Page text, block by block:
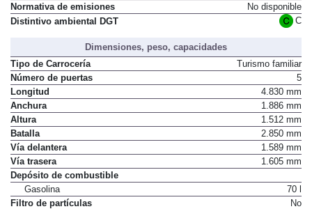
Normativa de emisiones
No disponible
Distintivo ambiental DGT
C
Dimensiones, peso, capacidades
Tipo de Carrocería
Turismo familiar
Número de puertas
5
Longitud
4.830 mm
Anchura
1.886 mm
Altura
1.512 mm
Batalla
2.850 mm
Vía delantera
1.589 mm
Vía trasera
1.605 mm
Depósito de combustible
Gasolina
70 l
Filtro de partículas
No